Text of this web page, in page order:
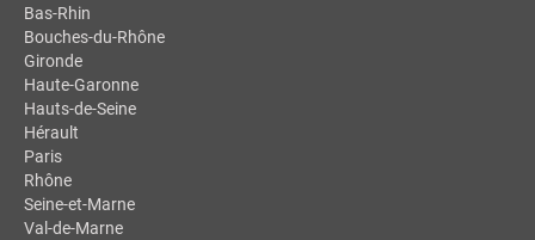
Bas-Rhin
Bouches-du-Rhône
Gironde
Haute-Garonne
Hauts-de-Seine
Hérault
Paris
Rhône
Seine-et-Marne
Val-de-Marne